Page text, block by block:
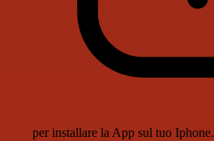
per installare la App sul tuo Iphone.